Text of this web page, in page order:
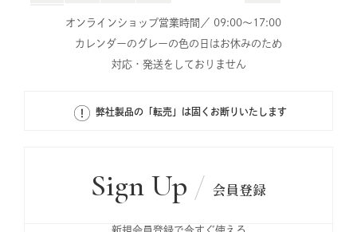
オンラインショップ営業時間／ 09:00～17:00
カレンダーのグレーの色の日はお休みのため
対応・発送をしておりません
弊社製品の「転売」は固くお断りいたします
Sign Up 会員登録